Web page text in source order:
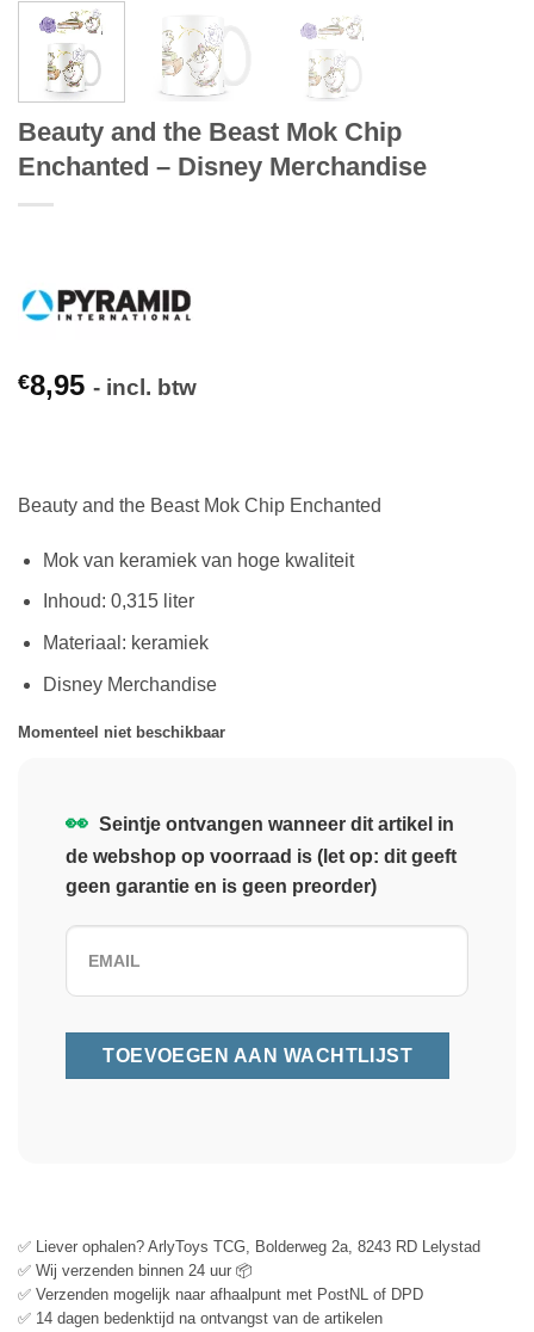
Beauty and the Beast Mok Chip
Enchanted – Disney Merchandise
€8,95 - incl. btw
Beauty and the Beast Mok Chip Enchanted
Mok van keramiek van hoge kwaliteit
Inhoud: 0,315 liter
Materiaal: keramiek
Disney Merchandise
Momenteel niet beschikbaar
👀 Seintje ontvangen wanneer dit artikel in
de webshop op voorraad is (let op: dit geeft
geen garantie en is geen preorder)
✅ Liever ophalen? ArlyToys TCG, Bolderweg 2a, 8243 RD Lelystad
✅ Wij verzenden binnen 24 uur 📦
✅ Verzenden mogelijk naar afhaalpunt met PostNL of DPD
✅ 14 dagen bedenktijd na ontvangst van de artikelen